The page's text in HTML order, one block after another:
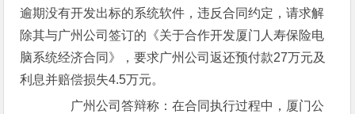
逾期没有开发出标的系统软件，违反合同约定，请求解
除其与广州公司签订的《关于合作开发厦门人寿保险电
脑系统经济合同》，要求广州公司返还预付款27万元及
利息并赔偿损失4.5万元。
广州公司答辩称：在合同执行过程中，厦门公